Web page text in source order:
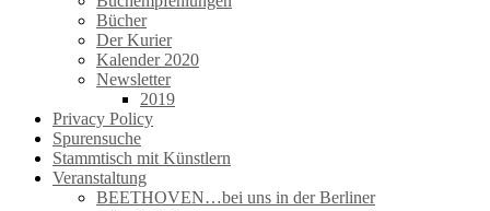
Bücher
Der Kurier
Kalender 2020
Newsletter
2019
Privacy Policy
Spurensuche
Stammtisch mit Künstlern
Veranstaltung
BEETHOVEN…bei uns in der Berliner